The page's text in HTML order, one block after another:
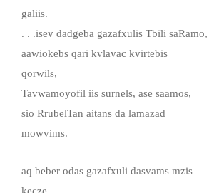
galiis.
. . .isev dadgeba gazafxulis Tbili saRamo,
aawiokebs qari kvlavac kvirtebis
qorwils,
Tavwamoyofil iis surnels, ase saamos,
sio RrubelTan aitans da lamazad
mowvims.
aq beber odas gazafxuli dasvams mzis
kecze,